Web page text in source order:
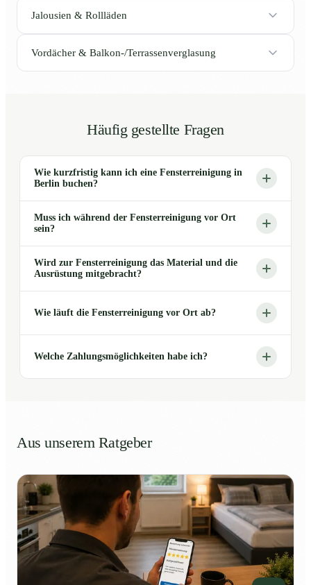
Jalousien & Rollläden
Vordächer & Balkon-/Terrassenverglasung
Häufig gestellte Fragen
Wie kurzfristig kann ich eine Fensterreinigung in
Berlin buchen?
Muss ich während der Fensterreinigung vor Ort
sein?
Wird zur Fensterreinigung das Material und die
Ausrüstung mitgebracht?
Wie läuft die Fensterreinigung vor Ort ab?
Welche Zahlungsmöglichkeiten habe ich?
Aus unserem Ratgeber